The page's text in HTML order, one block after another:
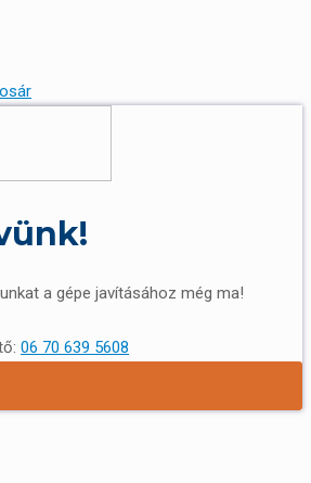
a gépe javításához még ma!
06 70 639 5608